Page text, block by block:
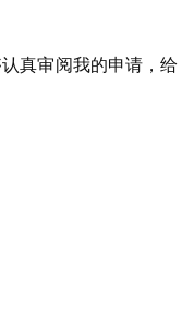
真审阅我的申请，给